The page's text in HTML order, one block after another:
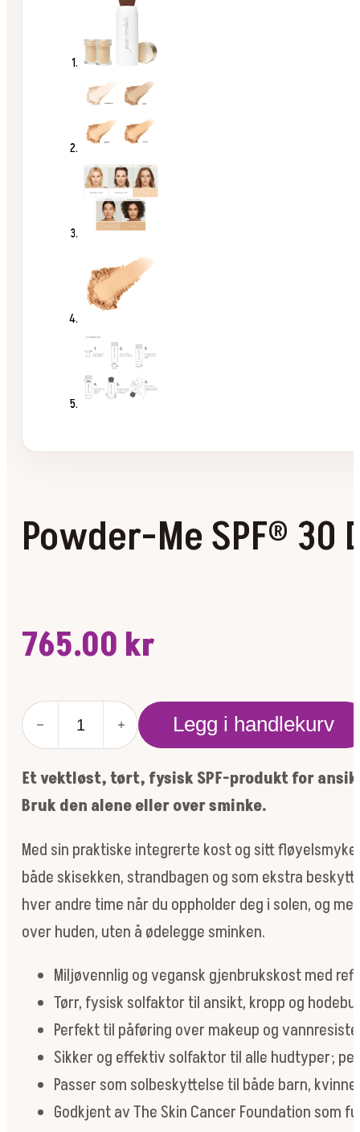
Powder-Me SPF® 30
765.00 kr
Powder-
Me
SPF®
Dry
Sunscreen
-
antall
Legg i handlekurv
Et vektløst, tørt, fysisk SPF-produkt for
Bruk den alene eller over sminke.
Med sin praktiske integrerte kost og sitt
både skisekken, strandbagen og som ekstra
hver andre time når du oppholder deg i solen, og
over huden, uten å ødelegge sminken.
Miljøvennlig og vegansk gjenbrukskost med
Tørr, fysisk solfaktor til ansikt, kropp og
Perfekt til påføring over makeup og
Sikker og effektiv solfaktor til alle hudtyper;
Passer som solbeskyttelse til både barn,
Godkjent av The Skin Cancer Foundation som